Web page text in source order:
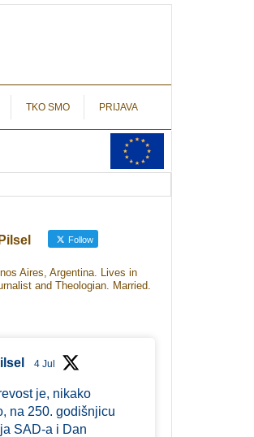
TKO SMO PRIJAVA
Follow
Aires, Argentina. Lives in
and Theologian. Married.
4 Jul
je, nikako
na 250. godišnjicu
SAD-a i Dan